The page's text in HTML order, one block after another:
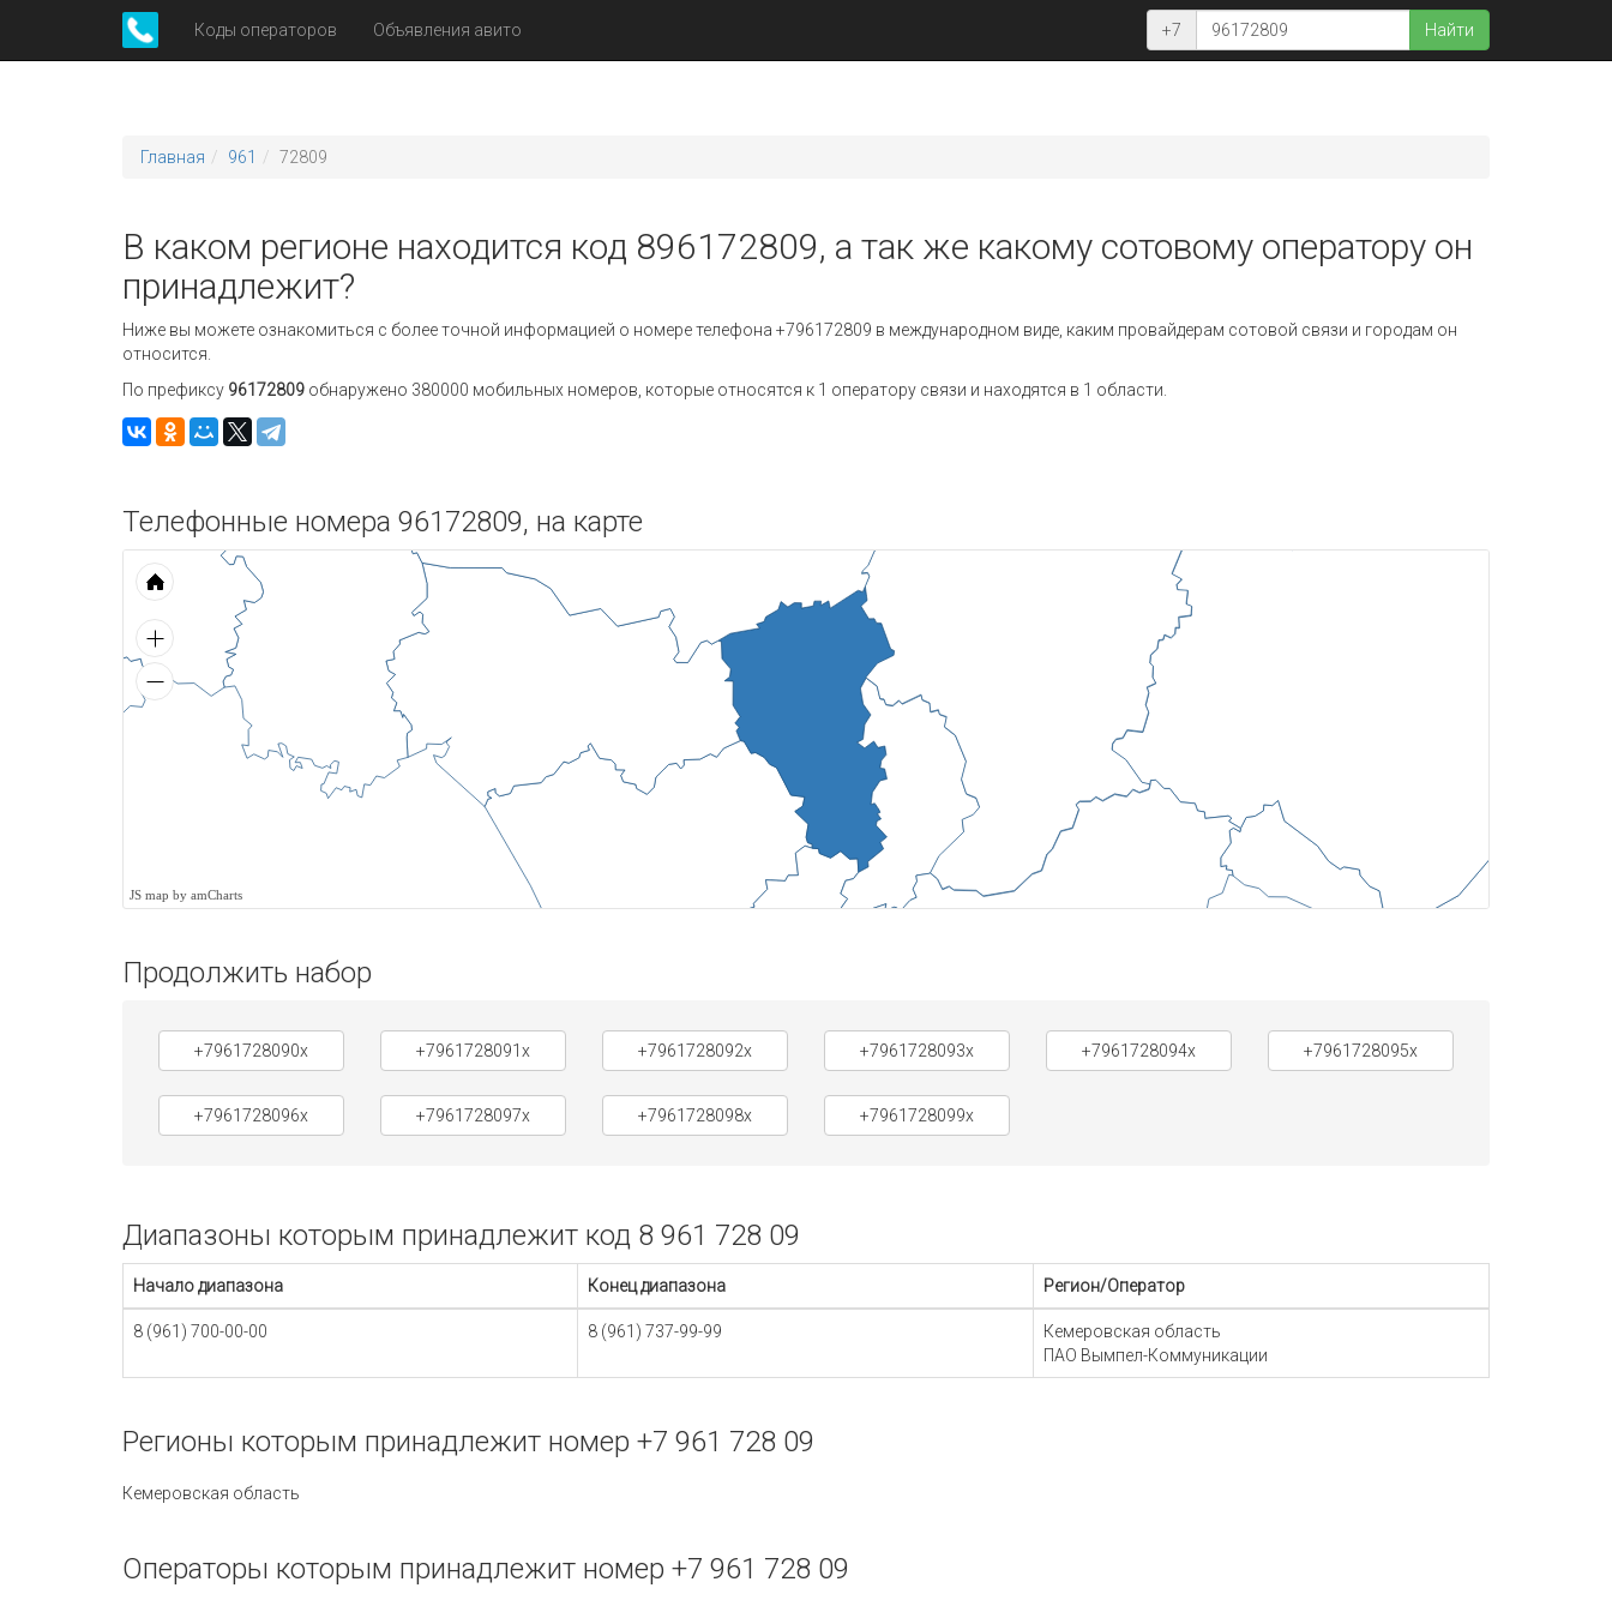
Коды операторов Объявления авито +7 Найти
Главная 961 72809
В каком регионе находится код 896172809, а так же какому сотовому оператору он
принадлежит?
Ниже вы можете ознакомиться с более точной информацией о номере телефона +796172809 в международном виде, каким провайдерам сотовой связи и городам он
относится.
По префиксу 96172809 обнаружено 380000 мобильных номеров, которые относятся к 1 оператору связи и находятся в 1 области.
Телефонные номера 96172809, на карте
JS map by amCharts
Продолжить набор
+7961728090x +7961728091x +7961728092x +7961728093x +7961728094x +7961728095x
+7961728096x +7961728097x +7961728098x +7961728099x
Диапазоны которым принадлежит код 8 961 728 09
Начало диапазона Конец диапазона Регион/Оператор
8 (961) 700-00-00 8 (961) 737-99-99
Кемеровская область
ПАО Вымпел-Коммуникации
Регионы которым принадлежит номер +7 961 728 09
Кемеровская область
Операторы которым принадлежит номер +7 961 728 09